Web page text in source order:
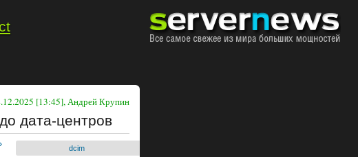
[13:45], Андрей Крупин
дата-центров
dcim